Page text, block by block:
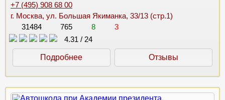
+7 (495) 908 68 00
г. Москва, ул. Большая Якиманка, 33/13 (стр.1)
31484
765 8
3
4.31 / 24
Подробнее Отзывы